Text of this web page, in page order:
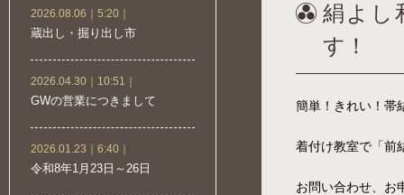
2026.08.06｜5:20｜
蔵出し・掘り出し市
2026.04.30｜10:51｜
GWの営業につきまして
2026.01.23｜6:40｜
令和8年1月23日～26日
絹よ
す！
簡単！きれい！帯
着付け教室で「前
お問い合わせ、お